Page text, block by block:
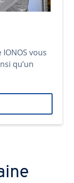
vous
qu’un